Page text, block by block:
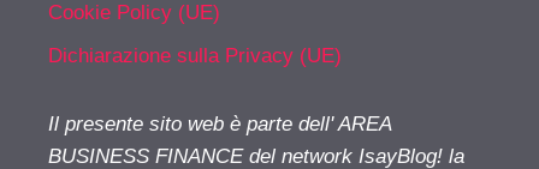
Cookie Policy (UE)
Dichiarazione sulla Privacy (UE)
Il presente sito web è parte dell' AREA
BUSINESS FINANCE del network IsayBlog! la